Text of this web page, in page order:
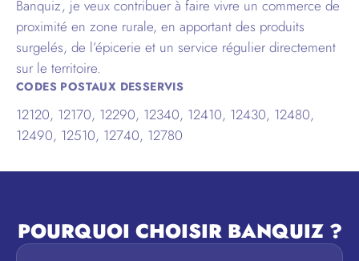
Banquiz, je veux contribuer à faire vivre un commerce de
proximité en zone rurale, en apportant des produits
surgelés, de l’épicerie et un service régulier directement
sur le territoire.
CODES POSTAUX DESSERVIS
12120, 12170, 12290, 12340, 12410, 12430, 12480,
12490, 12510, 12740, 12780
POURQUOI CHOISIR BANQUIZ ?